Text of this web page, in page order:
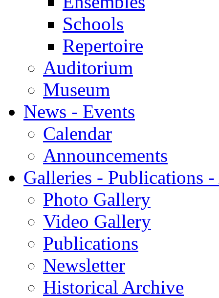
Schools
Repertoire
Auditorium
Museum
News - Events
Calendar
Announcements
Galleries - Publications
Photo Gallery
Video Gallery
Publications
Newsletter
Historical Archive